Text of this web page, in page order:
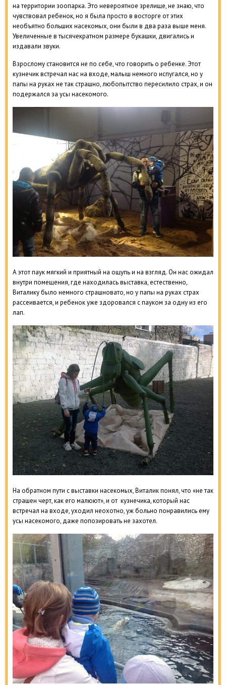
на территории зоопарка. Это невероятное зрелище, не знаю, что
чувствовал ребенок, но я была просто в восторге от этих
необъятно больших насекомых, они были в два раза выше меня.
Увеличенные в тысячекратном размере букашки, двигались и
издавали звуки.
Взрослому становится не по себе, что говорить о ребенке. Этот
кузнечик встречал нас на входе, малыш немного испугался, но у
папы на руках не так страшно, любопытство пересилило страх, и он
подержался за усы насекомого.
А этот паук мягкий и приятный на ощупь и на взгляд. Он нас ожидал
внутри помещения, где находилась выставка, естественно,
Виталику было немного страшновато, но у папы на руках страх
рассеивается, и ребенок уже здоровался с пауком за одну из его
лап.
На обратном пути с выставки насекомых, Виталик понял, что «не так
страшен черт, как его малюют», и от кузнечика, который нас
встречал на входе, уходил неохотно, уж больно понравились ему
усы насекомого, даже попозировать не захотел.